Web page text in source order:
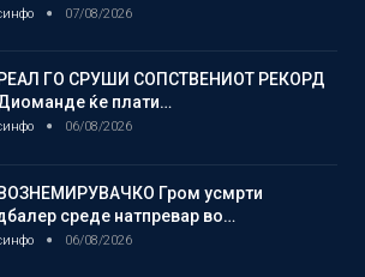
07/08/2026
РЕАЛ ГО СРУШИ СОПСТВЕНИОТ РЕКОРД
ќе плати…
06/08/2026
ВОЗНЕМИРУВАЧКО Гром усмрти
среде натпревар во…
06/08/2026